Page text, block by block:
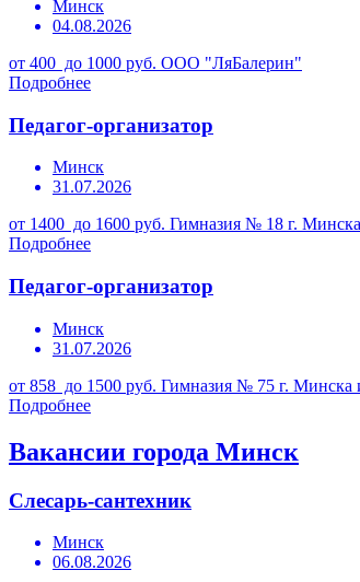
Минск
04.08.2026
от 400 до 1000 руб. ООО "ЛяБалерин"
Подробнее
Педагог-организатор
Минск
31.07.2026
от 1400 до 1600 руб. Гимназия № 18 г.
Подробнее
Педагог-организатор
Минск
31.07.2026
от 858 до 1500 руб. Гимназия № 75 г.
Подробнее
Вакансии города Минск
Слесарь-сантехник
Минск
06.08.2026